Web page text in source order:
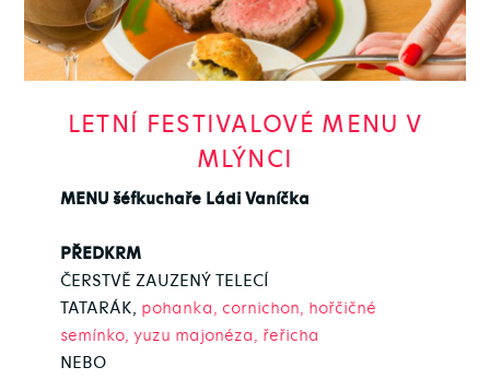
LETNÍ FESTIVALOVÉ MENU V
MLÝNCI
MENU šéfkuchaře Ládi Vaníčka
PŘEDKRM
ČERSTVĚ ZAUZENÝ TELECÍ
TATARÁK, pohanka, cornichon, hořčičné
semínko, yuzu majonéza, řeřicha
NEBO